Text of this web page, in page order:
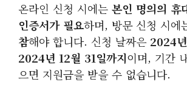
온라인 신청 시에는 본인 명의의 휴
인증서가 필요하며, 방문 신청 시에
참해야 합니다. 신청 날짜은 2024
2024년 12월 31일까지이며, 기간
으면 지원금을 받을 수 없습니다.